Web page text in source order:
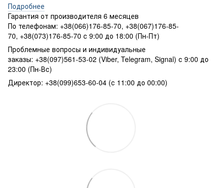
Подробнее
Гарантия от производителя 6 месяцев
По телефонам: +38(066)176-85-70, +38(067)176-85-
70, +38(073)176-85-70 с 9:00 до 18:00 (Пн-Пт)
Проблемные вопросы и индивидуальные
заказы: +38(097)561-53-02 (Viber, Telegram, Signal) с 9:00 до
23:00 (Пн-Вс)
Директор: +38(099)653-60-04 (с 11:00 до 00:00)